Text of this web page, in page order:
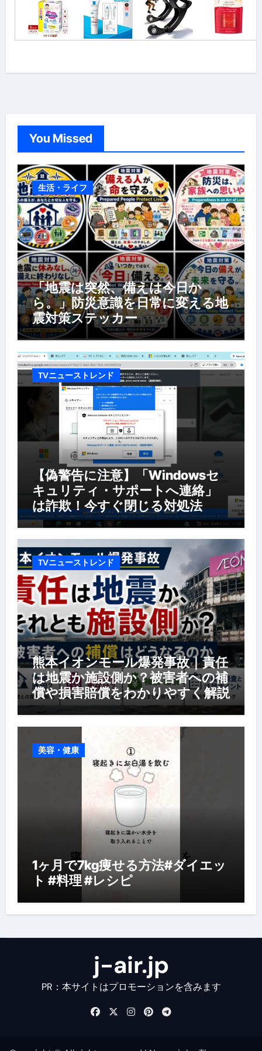
You Missed
生活・ライフ
「地震は突然、備えは今日か
ら。」防災意識を日常に変える地
震対策ステッカー
TVニューストレンド
【偽警告に注意】「Windowsセ
キュリティ・サポートへ連絡」
は詐欺！今すぐ閉じる対処法
TVニューストレンド
熊本イオンモール爆発事故｜責任
は地震か施設側か？被害者への補
償や損害賠償をわかりやすく解説
美容・健康
1ヶ月で7kg痩せる方法#ダイエッ
ト #料理 #レシピ
j-air.jp
PR：本サイトはプロモーションを含みます